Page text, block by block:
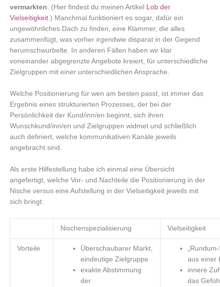
vermarkten. (Hier findest du meinen Artikel
Lob der
Vielseitigkeit.) Manchmal funktioniert es sogar, dafür ein
ungewöhnliches Dach zu finden, eine Klammer, die alles
zusammenfügt, was vorher irgendwie disparat in der Gegend
herumschwurbelte. In anderen Fällen haben wir klar
voneinander abgegrenzte Angebote kreiert, für unterschiedliche
Zielgruppen mit einer unterschiedlichen Ansprache.
Welche Positionierung für wen am besten passt, ist immer das
Ergebnis eines strukturierten Prozesses, der bei der
Persönlichkeit der Kund/inn/en beginnt, sich ihren
Wunschkund/inn/en und Zielgruppen widmet und schließlich
auch definiert, welche kommunikativen Kanäle jeweils
angebracht sind.
Als erste Hilfestellung habe ich einmal eine Übersicht
angefertigt, welche Vor- und Nachteile die Positionierung in der
Nische versus eine Aufstellung in der Vielseitigkeit jeweils mit
sich bringt:
Nischenspezialisierung Vielseitigkeit
Vorteile
Überschaubarer Markt,
eindeutige Zielgruppe
exakte Abstimmung
der
aus einer
innere
das